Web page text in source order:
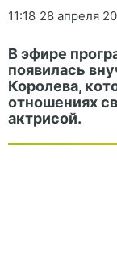
11:18 28 апреля
В эфире
появилась
Королева,
отношениях
актрисой.